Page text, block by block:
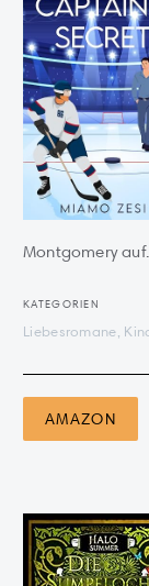
Montgomery auf.
KATEGORIEN
Liebesromane,
AMAZON